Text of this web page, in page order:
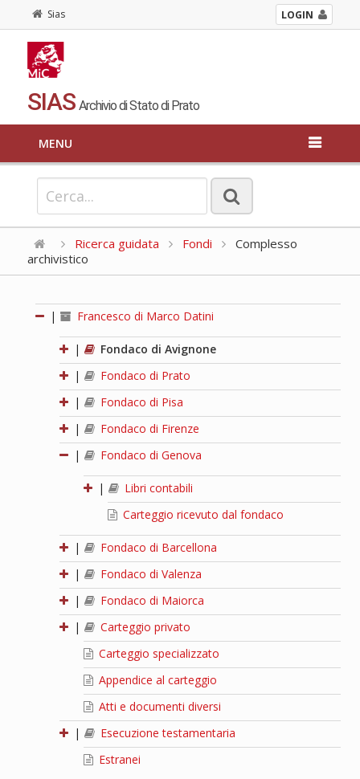
Sias LOGIN
SIAS Archivio di Stato di Prato
MENU
Ricerca guidata Fondi
Complesso
archivistico
| Francesco di Marco Datini
|
Fondaco di Avignone
|
Fondaco di Prato
|
Fondaco di Pisa
|
Fondaco di Firenze
|
Fondaco di Genova
|
Libri contabili
Carteggio ricevuto dal fondaco
|
Fondaco di Barcellona
|
Fondaco di Valenza
|
Fondaco di Maiorca
|
Carteggio privato
Carteggio specializzato
Appendice al carteggio
Atti e documenti diversi
|
Esecuzione testamentaria
Estranei